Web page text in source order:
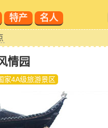
特产 名人
情园
家4A级旅游景区